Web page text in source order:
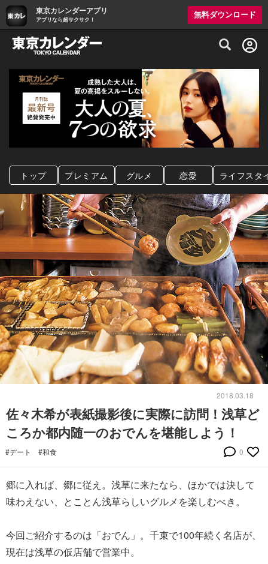
東京カレンダーアプリ
アプリなら超サクサク！
無料ダウンロード
グルメ情報・プレミアムレストラン予約
トップ プレミアム グルメ 恋愛 ライフスタ
2018.03.18
佐々木希が表紙撮影後に実際に訪問！浅草ど
ころか都内随一のおでんを堪能しよう！
#デート #和食 0
郷に入れば、郷に従え。浅草に来たなら、ほかでは決して
味わえない、とことん浅草らしいグルメを楽しむべき。
今回ご紹介するのは「おでん」。千束で100年続く名店が、
現在は浅草の仮店舗で営業中。